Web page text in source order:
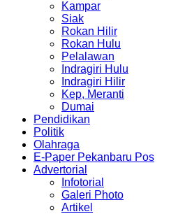
Kampar
Siak
Rokan Hilir
Rokan Hulu
Pelalawan
Indragiri Hulu
Indragiri Hilir
Kep, Meranti
Dumai
Pendidikan
Politik
Olahraga
E-Paper Pekanbaru Pos
Advertorial
Infotorial
Galeri Photo
Artikel